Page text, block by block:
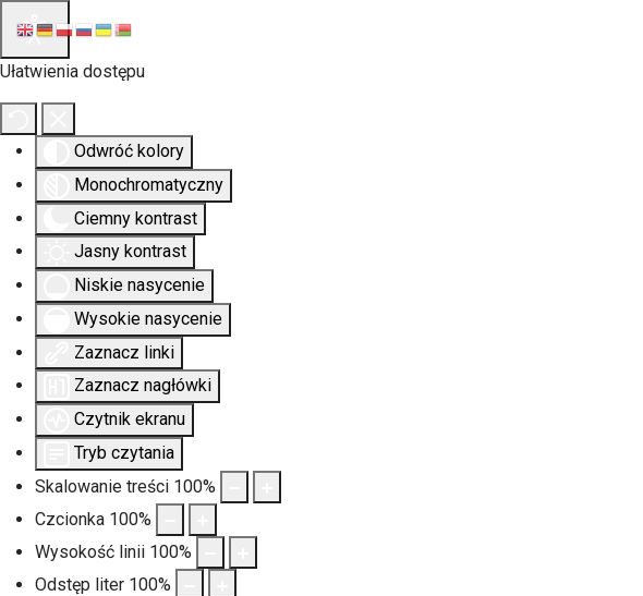
Ułatwienia dostępu
Odwróć kolory
Monochromatyczny
Ciemny kontrast
Jasny kontrast
Niskie nasycenie
Wysokie nasycenie
Zaznacz linki
Zaznacz nagłówki
Czytnik ekranu
Tryb czytania
Skalowanie treści 100%
Czcionka 100%
Wysokość linii 100%
Odstęp liter 100%